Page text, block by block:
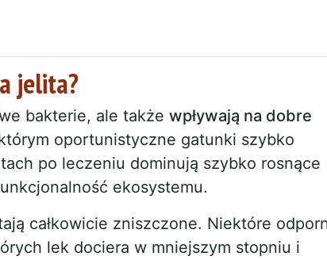
jelita?
bakterie, ale także wpływają na dobre
oportunistyczne gatunki szybko
po leczeniu dominują szybko rosnące
ekosystemu.
całkowicie zniszczone. Niektóre
lek dociera w mniejszym stopniu i